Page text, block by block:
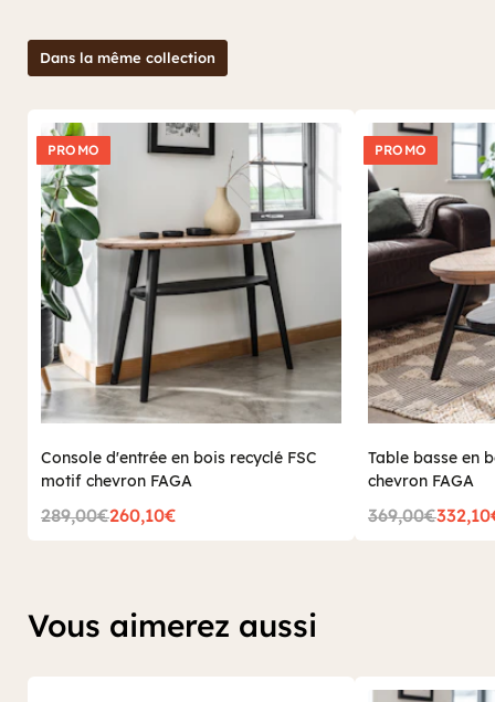
va vous séduire. Côté style, ce modèle FAGA joue sur deux
tableaux. D’un côté, il s’intègrera parfaitement dans un intérieur
campagne chic avec son côté chaleureux, incarné notamment
par ses généreux pieds coniques en bois noir, légèrement
inclinés, qui lui donnent une touche d’élégance rustique. De
l’autre, on se rend compte qu’il ne s’agit pas que d’un beau
meuble. Une
table repas ronde , c’est aussi un véritable atout
pour optimiser l’espace et favoriser les échanges. Plus de coins
qui séparent : tout le monde se voit, tout le monde participe.
Idéal pour les petites cuisines ou les grandes salles à manger.
Et ne vous inquiétez pas pour les repas animés : ce meuble est
solide et conçu pour durer, grâce à des techniques de
fabrication traditionnelles et un vernis protecteur à base d’eau.
Que ce soit pour un dîner en famille, un brunch entre amis ou
simplement un café solitaire avec un bon livre, latable ronde
en bois recyclé FSC motif chevronde la collection FAGA
saura trouver sa place chez vous. Offrez-vous un meuble qui a
des envieux !
C’est le moment d’explorer notre catalogue de
tables de salle à
mangerpour trouver celle faite pour votre intérieur.
Dans la même collection
PROMO
Console d'entrée en bois recyclé FSC
motif chevron FAGA
289,00€260,10€
PROMO
Table basse en
chevron FAGA
369,00€
Vous aimerez aussi